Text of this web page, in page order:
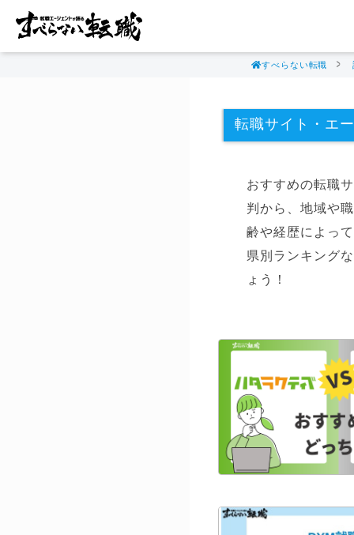
すべらない転職
転職サイト・エ
おすすめの転職
判から、地域や
齢や経歴によっ
県別ランキング
ょう！